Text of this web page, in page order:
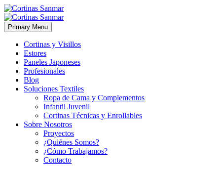
Primary Menu
Cortinas y Visillos
Estores
Paneles Japoneses
Profesionales
Blog
Soluciones Textiles
Ropa de Cama y Complementos
Infantil Juvenil
Cortinas Técnicas y Enrollables
Sobre Nosotros
Proyectos
¿Quiénes Somos?
¿Cómo Trabajamos?
Contacto